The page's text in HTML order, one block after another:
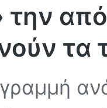
την
τα